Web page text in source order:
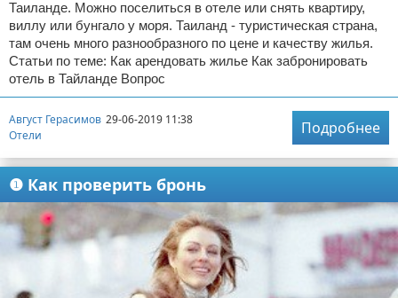
Таиланде. Можно поселиться в отеле или снять квартиру,
виллу или бунгало у моря. Таиланд - туристическая страна,
там очень много разнообразного по цене и качеству жилья.
Статьи по теме: Как арендовать жилье Как забронировать
отель в Тайланде Вопрос
Август Герасимов 29-06-2019 11:38
Отели
Подробнее
❶ Как проверить бронь